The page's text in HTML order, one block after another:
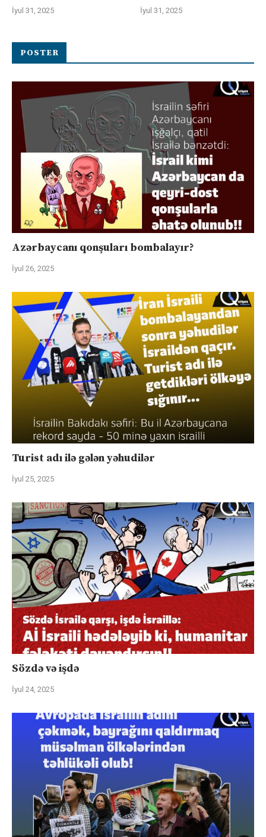
İyul 31, 2025 İyul 31, 2025
POSTER
Azərbaycanı qonşuları bombalayır?
İyul 26, 2025
Turist adı ilə gələn yəhudilər
İyul 25, 2025
Sözdə və işdə
İyul 24, 2025